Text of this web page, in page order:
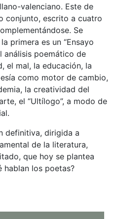
valenciano. Este de
conjunto, escrito a cuatro
Se
primera es un “Ensayo
análisis poemático de
el mal, la educación, la
como motor de cambio,
la creatividad del
el “Ultílogo”, a modo de
definitiva, dirigida a
de la literatura,
que hoy se plantea
hablan los poetas?